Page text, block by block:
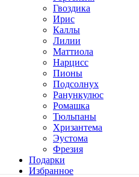
Гвоздика
Ирис
Каллы
Лилии
Маттиола
Нарцисс
Пионы
Подсолнух
Ранункулюс
Ромашка
Тюльпаны
Хризантема
Эустома
Фрезия
Подарки
Избранное